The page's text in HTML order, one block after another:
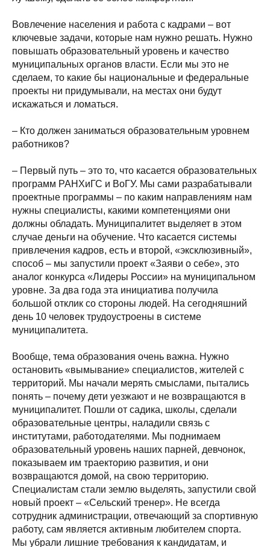
Вовлечение населения и работа с кадрами – вот
ключевые задачи, которые нам нужно решать. Нужно
повышать образовательный уровень и качество
муниципальных органов власти. Если мы это не
сделаем, то какие бы национальные и федеральные
проекты ни придумывали, на местах они будут
искажаться и ломаться.
– Кто должен заниматься образовательным уровнем
работников?
– Первый путь – это то, что касается образовательных
программ РАНХиГС и ВоГУ. Мы сами разрабатывали
проектные программы – по каким направлениям нам
нужны специалисты, какими компетенциями они
должны обладать. Муниципалитет выделяет в этом
случае деньги на обучение. Что касается системы
привлечения кадров, есть и второй, «эксклюзивный»,
способ – мы запустили проект «Заяви о себе», это
аналог конкурса «Лидеры России» на муниципальном
уровне. За два года эта инициатива получила
большой отклик со стороны людей. На сегодняшний
день 10 человек трудоустроены в системе
муниципалитета.
Вообще, тема образования очень важна. Нужно
остановить «вымывание» специалистов, жителей с
территорий. Мы начали мерять смыслами, пытались
понять – почему дети уезжают и не возвращаются в
муниципалитет. Пошли от садика, школы, сделали
образовательные центры, наладили связь с
институтами, работодателями. Мы поднимаем
образовательный уровень наших парней, девчонок,
показываем им траекторию развития, и они
возвращаются домой, на свою территорию.
Специалистам стали землю выделять, запустили свой
новый проект – «Сельский тренер». Не всегда
сотрудник администрации, отвечающий за спортивную
работу, сам является активным любителем спорта.
Мы убрали лишние требования к кандидатам, и